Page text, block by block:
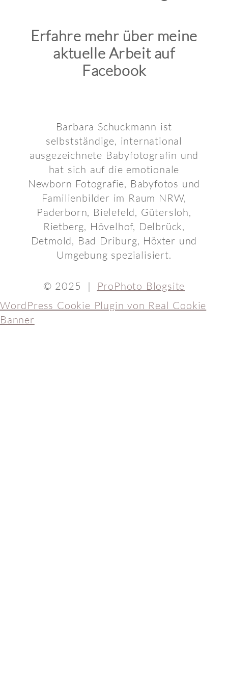
Erfahre mehr über meine
aktuelle Arbeit auf
Facebook
Barbara Schuckmann ist
selbstständige, international
ausgezeichnete Babyfotografin und
hat sich auf die emotionale
Newborn Fotografie, Babyfotos und
Familienbilder im Raum NRW,
Paderborn, Bielefeld, Gütersloh,
Rietberg, Hövelhof, Delbrück,
Detmold, Bad Driburg, Höxter und
Umgebung spezialisiert.
© 2025 |
ProPhoto Blogsite
WordPress Cookie Plugin von Real Cookie
Banner